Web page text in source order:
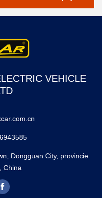
VEHICLE
Dongguan City, provincie
China